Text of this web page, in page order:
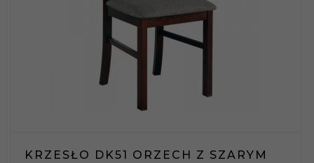
KRZESŁO DK51 ORZECH Z SZARYM